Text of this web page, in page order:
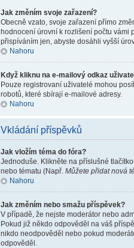
Jak změním svoje zařazení?
Obecně vzato, svoje zařazení přímo
hodnocení úrovní k rozlišení počtu vámi
přispíváním jen, abyste dosáhli vyšší
Nahoru
Když kliknu na e-mailový odkaz
Pouze registrovaní uživatelé mohou
robotů, které sbírají e-mailové adresy.
Nahoru
Vkládání příspěvků
Jak vložím téma do fóra?
Jednoduše. Klikněte na příslušné
nebo tématu (Např. Můžete přidat nová
Nahoru
Jak změním nebo smažu příspěvek?
V případě, že nejste moderátor nebo
Pokud již někdo odpověděl na váš
nikdo neodpověděl nebo pokud
odpověděl.